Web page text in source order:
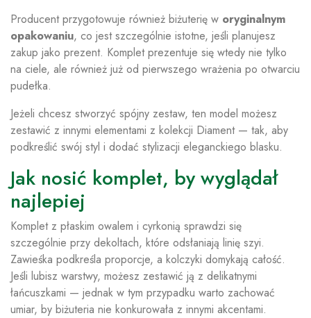
Producent przygotowuje również biżuterię w oryginalnym
opakowaniu, co jest szczególnie istotne, jeśli planujesz
zakup jako prezent. Komplet prezentuje się wtedy nie tylko
na ciele, ale również już od pierwszego wrażenia po otwarciu
pudełka.
Jeżeli chcesz stworzyć spójny zestaw, ten model możesz
zestawić z innymi elementami z kolekcji Diament — tak, aby
podkreślić swój styl i dodać stylizacji eleganckiego blasku.
Jak nosić komplet, by wyglądał
najlepiej
Komplet z płaskim owalem i cyrkonią sprawdzi się
szczególnie przy dekoltach, które odsłaniają linię szyi.
Zawieśka podkreśla proporcje, a kolczyki domykają całość.
Jeśli lubisz warstwy, możesz zestawić ją z delikatnymi
łańcuszkami — jednak w tym przypadku warto zachować
umiar, by biżuteria nie konkurowała z innymi akcentami.